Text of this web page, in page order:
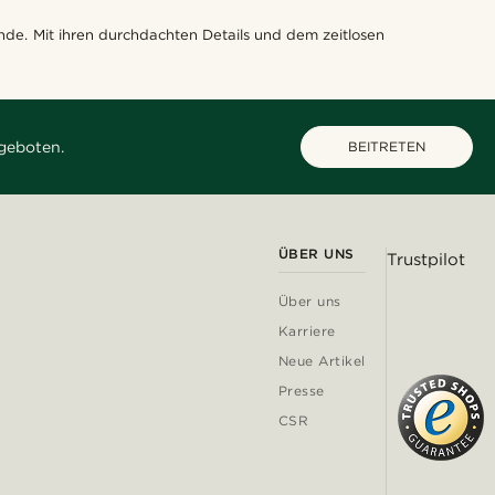
Mit ihren durchdachten Details und dem zeitlosen
BEITRETEN
ÜBER UNS
Über uns
Karriere
Neue Artikel
Presse
CSR
Trustpilot